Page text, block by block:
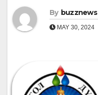
By buzznews
MAY 30, 2024